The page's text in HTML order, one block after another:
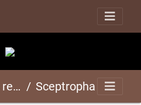
ici Sceptrophasma langkawiensispsg 221 CLP152